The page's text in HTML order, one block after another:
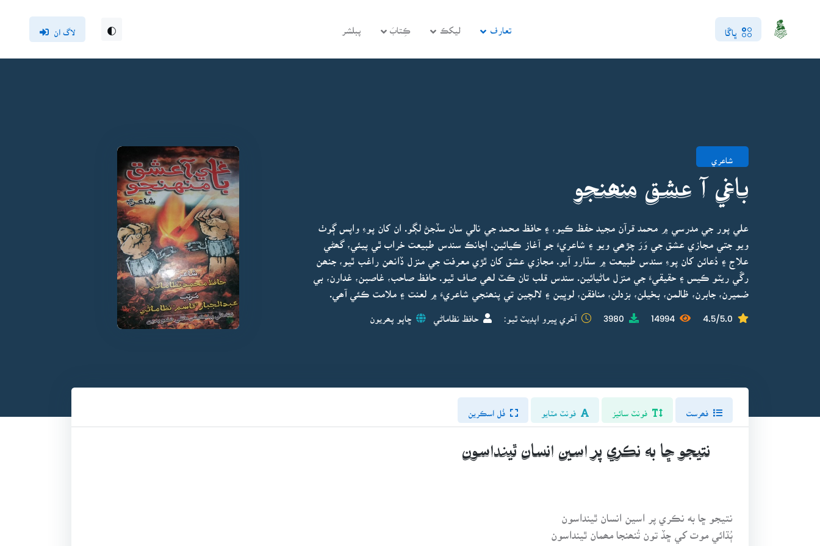
ڀاڱا تعارف ليکڪ ڪِتابَ پبلشر لاگ ان
شاعري
باغي آ عشق منھنجو
علي پور جي مدرسي ۾ محمد قرآن مجيد حفظ ڪيو، ۽ حافظ محمد جي نالي سان سڏجڻ لڳو. ان کان پوءِ واپس ڳوٺ
ويو جتي مجازي عشق جي وَرَ چڙھي ويو ۽ شاعريءَ جو آغاز ڪيائين. اچانڪ سندس طبيعت خراب ٿي پيئي، گھڻي
علاج ۽ دُعائن کان پوءِ سندس طبيعت ۾ سڌارو آيو. مجازي عشق کان ٿڙي معرفت جي منزل ڏانھن راغب ٿيو، جنھن
رڱي ريٽو ڪيس ۽ حقيقيءَ جي منزل ماڻيائين. سندس قلب تان ڪٽ لھي صاف ٿيو. حافظ صاحب، غاصبن، غدارن، بي
ضميرن، جابرن، ظالمن، بخيلن، بزدلن، منافقن، لوڀين ۽ لالچين تي پنھنجي شاعريءَ ۾ لعنت ۽ ملامت ڪئي آھي.
4.5/5.0
14994
3980 آخري ڀيرو اپڊيٽ ٿيو: حافظ نظاماڻي ڇاپو پھريون
فونٽ سائيز فونٽ مٽايو فُل اسڪرين
نتيجو ڇا به نڪري پر اسين انسان ٿينداسون
نتيجو ڇا به نڪري پر اسين انسان ٿينداسون
ٻُڌائي موت کي ڇڏ تون تُنھنجا مھمان ٿينداسون